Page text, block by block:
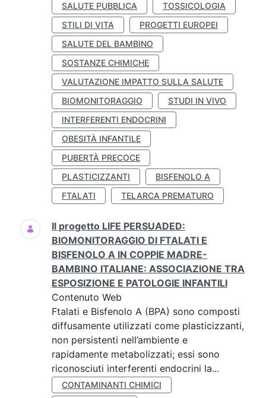
SALUTE PUBBLICA
TOSSICOLOGIA
STILI DI VITA
PROGETTI EUROPEI
SALUTE DEL BAMBINO
SOSTANZE CHIMICHE
VALUTAZIONE IMPATTO SULLA SALUTE
BIOMONITORAGGIO
STUDI IN VIVO
INTERFERENTI ENDOCRINI
OBESITÀ INFANTILE
PUBERTÀ PRECOCE
PLASTICIZZANTI
BISFENOLO A
FTALATI
TELARCA PREMATURO
Il progetto LIFE PERSUADED:
BIOMONITORAGGIO DI FTALATI E
BISFENOLO A IN COPPIE MADRE-
BAMBINO ITALIANE: ASSOCIAZIONE TRA
ESPOSIZIONE E PATOLOGIE INFANTILI
Contenuto Web
Ftalati e Bisfenolo A (BPA) sono composti
diffusamente utilizzati come plasticizzanti,
non persistenti nell’ambiente e
rapidamente metabolizzati; essi sono
riconosciuti interferenti endocrini la...
CONTAMINANTI CHIMICI